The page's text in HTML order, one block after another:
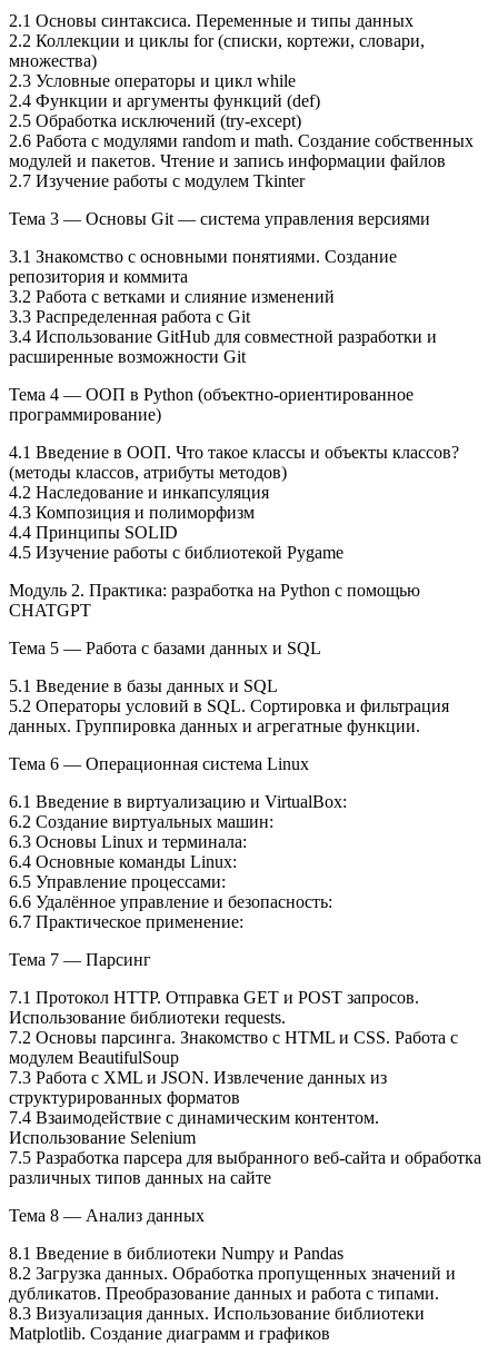
2.1 Основы синтаксиса. Переменные и типы данных
2.2 Коллекции и циклы for (списки, кортежи, словари,
множества)
2.3 Условные операторы и цикл while
2.4 Функции и аргументы функций (def)
2.5 Обработка исключений (try-except)
2.6 Работа с модулями random и math. Создание собственных
модулей и пакетов. Чтение и запись информации файлов
2.7 Изучение работы с модулем Tkinter
Тема 3 — Основы Git — система управления версиями
3.1 Знакомство с основными понятиями. Создание
репозитория и коммита
3.2 Работа с ветками и слияние изменений
3.3 Распределенная работа с Git
3.4 Использование GitHub для совместной разработки и
расширенные возможности Git
Тема 4 — ООП в Python (объектно-ориентированное
программирование)
4.1 Введение в ООП. Что такое классы и объекты классов?
(методы классов, атрибуты методов)
4.2 Наследование и инкапсуляция
4.3 Композиция и полиморфизм
4.4 Принципы SOLID
4.5 Изучение работы с библиотекой Pygame
Модуль 2. Практика: разработка на Python с помощью
CHATGPT
Тема 5 — Работа с базами данных и SQL
5.1 Введение в базы данных и SQL
5.2 Операторы условий в SQL. Сортировка и фильтрация
данных. Группировка данных и агрегатные функции.
Тема 6 — Операционная система Linux
6.1 Введение в виртуализацию и VirtualBox:
6.2 Создание виртуальных машин:
6.3 Основы Linux и терминала:
6.4 Основные команды Linux:
6.5 Управление процессами:
6.6 Удалённое управление и безопасность:
6.7 Практическое применение:
Тема 7 — Парсинг
7.1 Протокол HTTP. Отправка GET и POST запросов.
Использование библиотеки requests.
7.2 Основы парсинга. Знакомство с HTML и CSS. Работа с
модулем BeautifulSoup
7.3 Работа с XML и JSON. Извлечение данных из
структурированных форматов
7.4 Взаимодействие с динамическим контентом.
Использование Selenium
7.5 Разработка парсера для выбранного веб-сайта и обработка
различных типов данных на сайте
Тема 8 — Анализ данных
8.1 Введение в библиотеки Numpy и Pandas
8.2 Загрузка данных. Обработка пропущенных значений и
дубликатов. Преобразование данных и работа с типами.
8.3 Визуализация данных. Использование библиотеки
Matplotlib. Создание диаграмм и графиков